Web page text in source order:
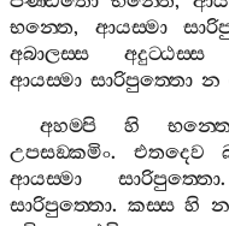
භන‍්තෙ, ආයස‍්මා
අබාලස‍්ස
අදුට‍්ඨස‍්ස
ආයස‍්මා සාරිපුත‍්තො න
අහම‍්පි
හි
උපසඞ‍්කමිං. එතදෙව
ආයස‍්මා
සාරිපුත‍්තො
සාරිපුත‍්තො. කස‍්ස හි